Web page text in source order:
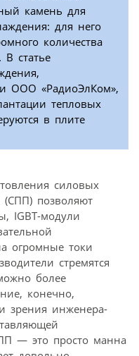
камень для
для него
количества
статье
ООО «РадиоЭлКом»,
тепловых
в плите
силовых
позволяют
IGBT-модули
огромные токи
стремятся
более
конечно,
зрения инженера-
— это просто манна